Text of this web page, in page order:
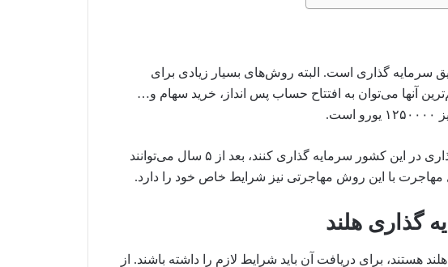
سرمایه گذاری است. البته روش‌های بسیار زیادی برای
آنها می‌توان به افتتاح حساب پس انداز، خرید سهام و…
افرادی که بتوانند به یکی از روش‌های سرمایه گذاری در این کشور سرمایه گذاری کنند، بعد از ۵ سال می‌توانند
مهاجرت با این روش مهاجرتی نیز شرایط خاص خود را دارد.
گذاری هلند
هستند، برای دریافت آن باید شرایط لازم را داشته باشند. از